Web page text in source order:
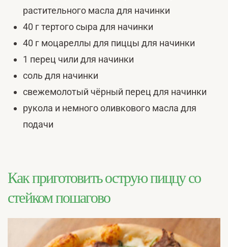
растительного масла для начинки
40 г тертого сыра для начинки
40 г моцареллы для пиццы для начинки
1 перец чили для начинки
соль для начинки
свежемолотый чёрный перец для начинки
рукола и немного оливкового масла для
подачи
Как приготовить острую пиццу со
стейком пошагово